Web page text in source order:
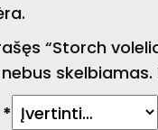
“Storch
skelbiamas.
*